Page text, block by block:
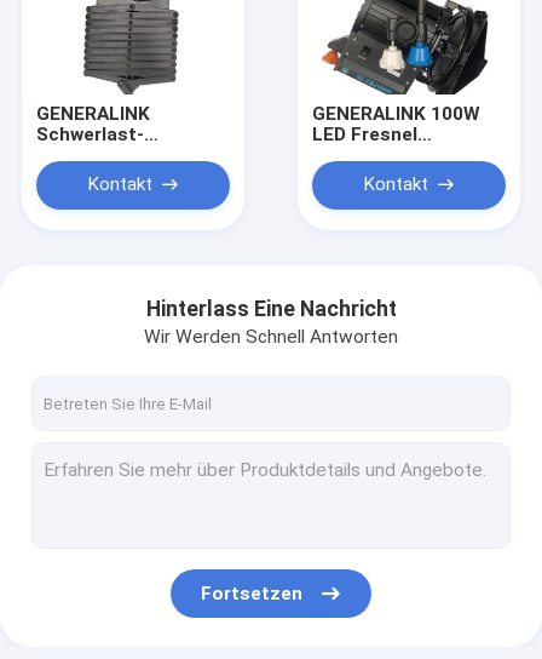
GENERALINK
Schwerlast-
((1,2-4 m)
Kontakt
GENERALINK 100W
LED Fresnel
Wolfram Fresnel
Licht mit Stang-
Kontakt
Hinterlass Eine Nachricht
Wir Werden Schnell Antworten
Fortsetzen